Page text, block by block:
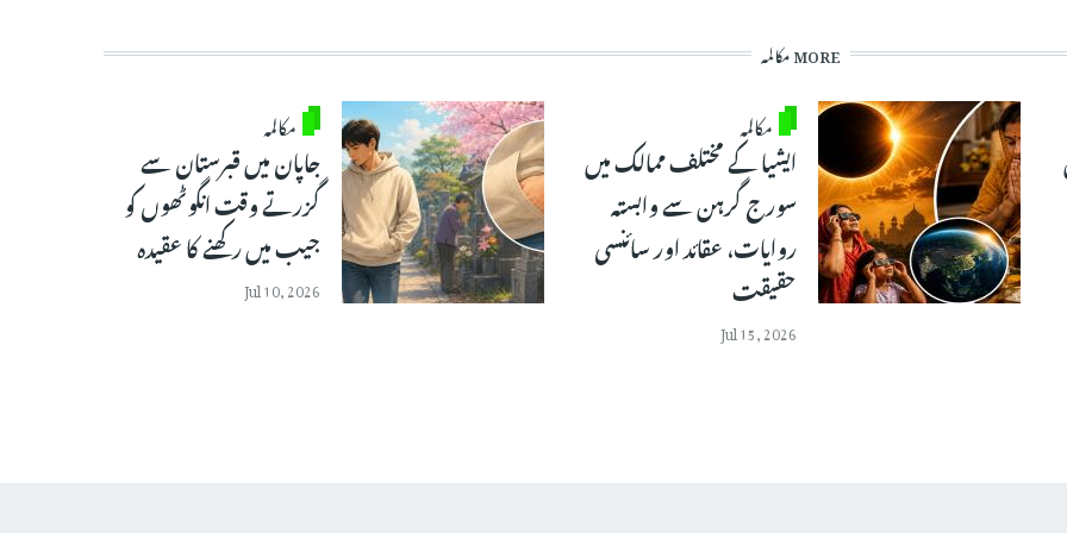
MORE مکالمہ
مکالمہ
ایشیا کے مختلف ممالک میں
سورج گرہن سے وابستہ
روایات، عقائد اور سائنسی
حقیقت
Jul 15, 2026
مکالمہ
جاپان میں قبرستان سے
گزرتے وقت انگوٹھوں کو
جیب میں رکھنے کا عقیدہ
Jul 10, 2026